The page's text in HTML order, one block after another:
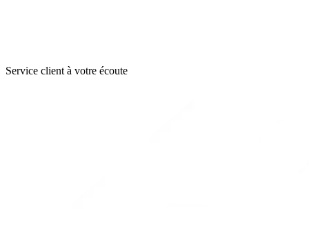
Service client à votre écoute